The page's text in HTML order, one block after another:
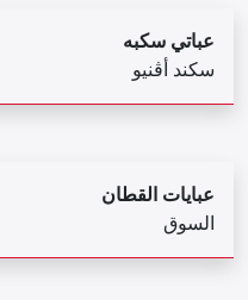
عباتي سكبه
سكند أڤنيو
عبايات القطان
السوق